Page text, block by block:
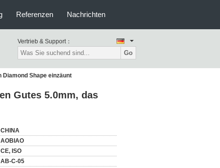
Referenzen Nachrichten
Vertrieb & Support：
Go
Shape einzäunt
Gutes 5.0mm, das
CHINA
AOBIAO
CE, ISO
AB-C-05